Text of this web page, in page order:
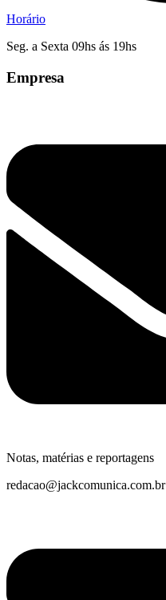
Horário
Seg. a Sexta 09hs ás 19hs
Empresa
Notas, matérias e reportagens
redacao@jackcomunica.com.br